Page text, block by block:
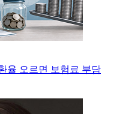
율 오르면 보험료 부담